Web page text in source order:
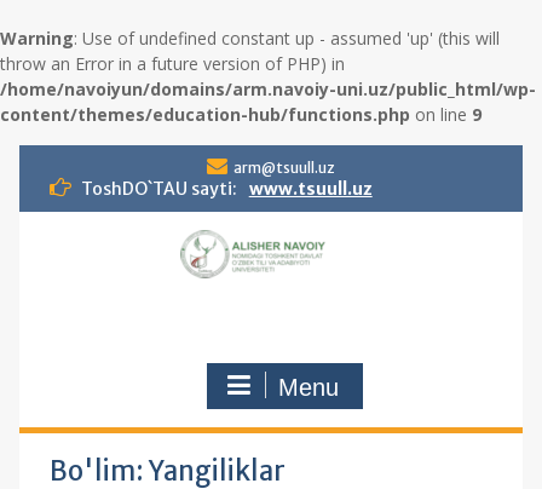
Warning: Use of undefined constant up - assumed 'up' (this will
throw an Error in a future version of PHP) in
/home/navoiyun/domains/arm.navoiy-uni.uz/public_html/wp-
content/themes/education-hub/functions.php on line 9
i
n
arm@tsuull.uz
ToshDO`TAU sayti: www.tsuull.uz
Menu
Bo'lim:Yangiliklar